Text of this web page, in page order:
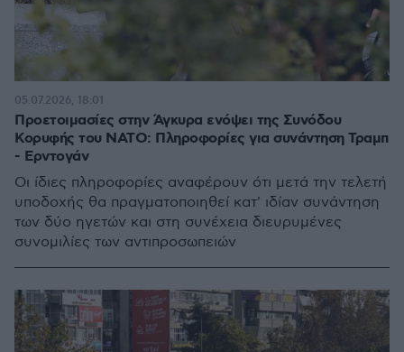
Προετοιμασίες στην Άγκυρα ενόψει της Συνόδου
Κορυφής του ΝΑΤΟ: Πληροφορίες για συνάντηση Τραμπ
- Ερντογάν
Οι ίδιες πληροφορίες αναφέρουν ότι μετά την τελετή
υποδοχής θα πραγματοποιηθεί κατ' ιδίαν συνάντηση
των δύο ηγετών και στη συνέχεια διευρυμένες
συνομιλίες των αντιπροσωπειών
05.07.2026, 18:01